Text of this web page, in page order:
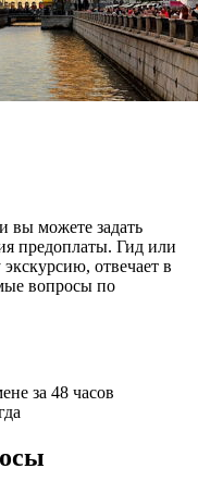
вы можете задать
предоплаты. Гид или
отвечает в
вопросы по
за 48 чаcов